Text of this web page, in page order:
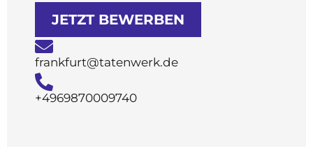
frankfurt@tatenwerk.de
JETZT BEWERBEN
+4969870009740